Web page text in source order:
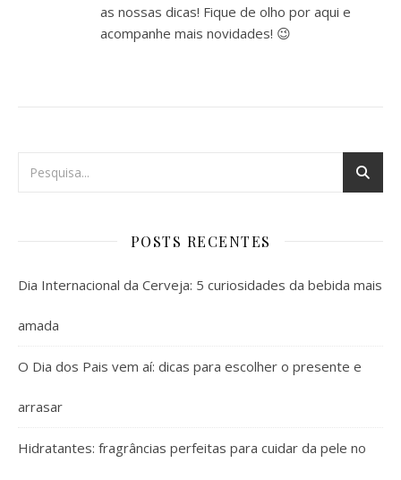
as nossas dicas! Fique de olho por aqui e
acompanhe mais novidades! 😉
POSTS RECENTES
Dia Internacional da Cerveja: 5 curiosidades da bebida mais
amada
O Dia dos Pais vem aí: dicas para escolher o presente e
arrasar
Hidratantes: fragrâncias perfeitas para cuidar da pele no